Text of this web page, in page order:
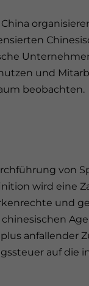
und
beobachten.
von
wird eine
und
anfallender
auf die